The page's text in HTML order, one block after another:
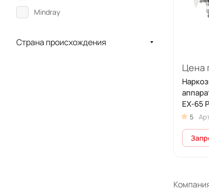
Цена
EX-65
5
Mindray
Страна происхождения